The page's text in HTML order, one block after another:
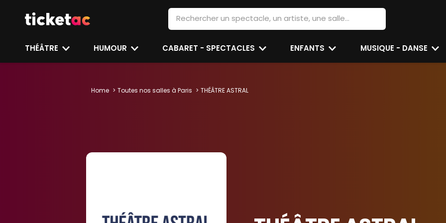
THÉÂTRE HUMOUR CABARET - SPECTACLES ENFANTS MUSIQUE - DANSE
Home Toutes nos salles à Paris THÉÂTRE ASTRAL